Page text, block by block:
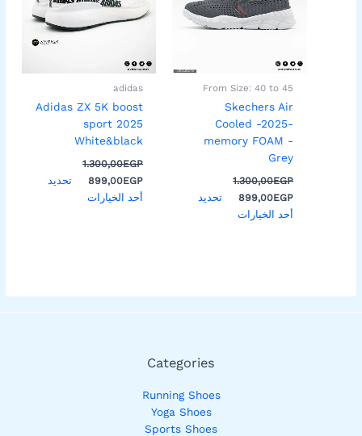
From Size: 40 to 45
Skechers Air
Cooled -2025-
memory FOAM -
Grey
1.300,00EGP
899,00EGP
تحديد
أحد الخيارات
المختلفة
لهذا
اختيار
صفحة
adidas
Adidas ZX 5K boost
sport 2025
White&black
1.300,00EGP
899,00EGP
تحديد
أحد الخيارات
المختلفة
لهذا
المنتج.
على
Categories
Running Shoes
Yoga Shoes
Sports Shoes